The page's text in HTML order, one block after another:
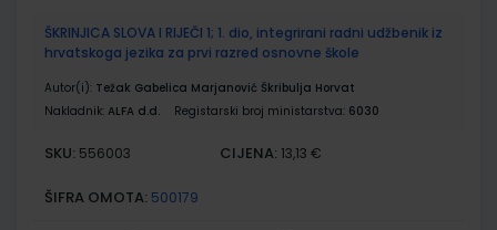
proizvodi
ŠKRINJICA SLOVA I RIJEČI 1; 1. dio, integrirani radni udžbenik iz
hrvatskoga jezika za prvi razred osnovne škole
Autor(i): Težak Gabelica Marjanović Škribulja Horvat
Nakladnik: ALFA d.d. Registarski broj ministarstva: 6030
SKU: 556003 CIJENA: 13,13 €
ŠIFRA OMOTA: 500179